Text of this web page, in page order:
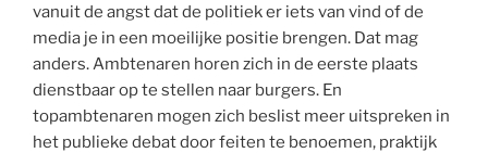
vanuit de angst dat de politiek er iets van vind of de
media je in een moeilijke positie brengen. Dat mag
anders. Ambtenaren horen zich in de eerste plaats
dienstbaar op te stellen naar burgers. En
topambtenaren mogen zich beslist meer uitspreken in
het publieke debat door feiten te benoemen, praktijk